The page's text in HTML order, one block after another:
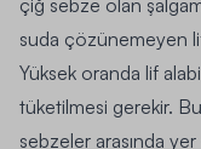
suda çözünemeyen
Yüksek oranda lif
tüketilmesi gerekir.
sebzeler arasında